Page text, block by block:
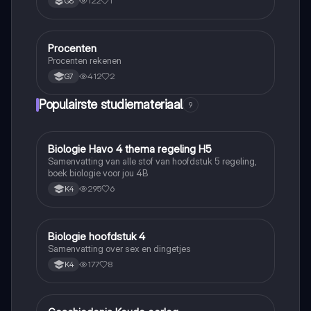
Rekenen
Procenten
Procenten rekenen
G7 412 2
Populairste studiemateriaal 9
Biologie
Biologie Havo 4 thema regeling H5
Samenvatting van alle stof van hoofdstuk 5 regeling,
boek biologie voor jou 4B
K4 295 6
Biologie
Biologie hoofdstuk 4
Samenvatting over sex en dingetjes
K4 177 8